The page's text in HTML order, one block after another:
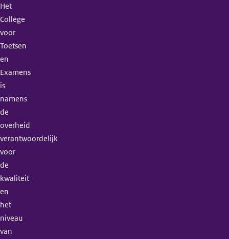
Het
College
voor
Toetsen
en
Examens
is
namens
de
overheid
verantwoordelijk
voor
de
kwaliteit
en
het
niveau
van